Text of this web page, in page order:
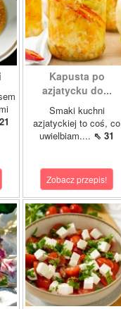
Kapusta po
azjatycku do...
Smaki kuchni
azjatyckiej to coś, co
uwielbiam.... ⇖ 31
Zobacz przepis!